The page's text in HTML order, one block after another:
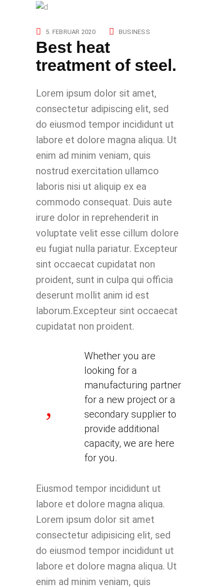
5. FEBRUAR 2020 BUSINESS
Best heat
treatment of steel.
Lorem ipsum dolor sit amet,
consectetur adipiscing elit, sed
do eiusmod tempor incididunt ut
labore et dolore magna aliqua. Ut
enim ad minim veniam, quis
nostrud exercitation ullamco
laboris nisi ut aliquip ex ea
commodo consequat. Duis aute
irure dolor in reprehenderit in
voluptate velit esse cillum dolore
eu fugiat nulla pariatur. Excepteur
sint occaecat cupidatat non
proident, sunt in culpa qui officia
deserunt mollit anim id est
laborum.Excepteur sint occaecat
cupidatat non proident.
Whether you are
looking for a
manufacturing partner
for a new project or a
secondary supplier to
provide additional
capacity, we are here
for you.
Eiusmod tempor incididunt ut
labore et dolore magna aliqua.
Lorem ipsum dolor sit amet
consectetur adipisicing elit, sed
do eiusmod tempor incididunt ut
labore et dolore magna aliqua. Ut
enim ad minim veniam, quis